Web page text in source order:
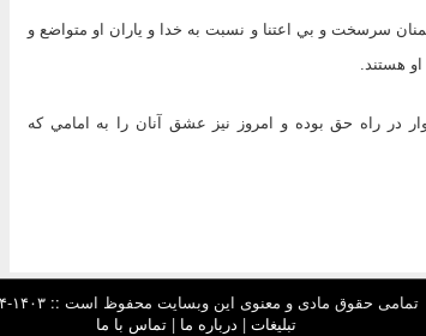
سرسخت و بي اعتنا و نسبت به خدا و ياران او متواضع و
هستند.
در راه حق بوده و امروز نيز عشق آنان را به امامي كه
تمامی حقوق مادی و معنوی این وبسایت محفوظ است :: ۱۴۰۳-۱۳۸۴
تبلیغات | درباره ما |تماس با ما